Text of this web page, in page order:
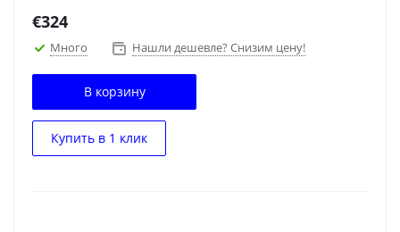
€324
Много Нашли дешевле? Снизим цену!
В корзину
Купить в 1 клик